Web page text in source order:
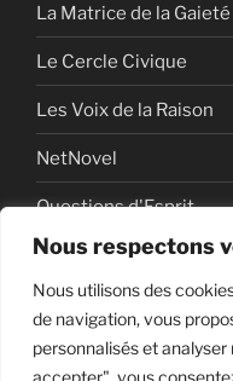
Nous respectons
Nous utilisons des
de navigation, vous
personnalisés et
accepter", vous
La Matrice de la Gaieté
Le Cercle Civique
Les Voix de la Raison
NetNovel
Questions d'Esprit
Série
Série vidéo